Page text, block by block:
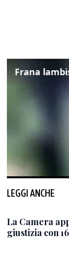
LEGGI ANCHE
La Camera
giustizia con